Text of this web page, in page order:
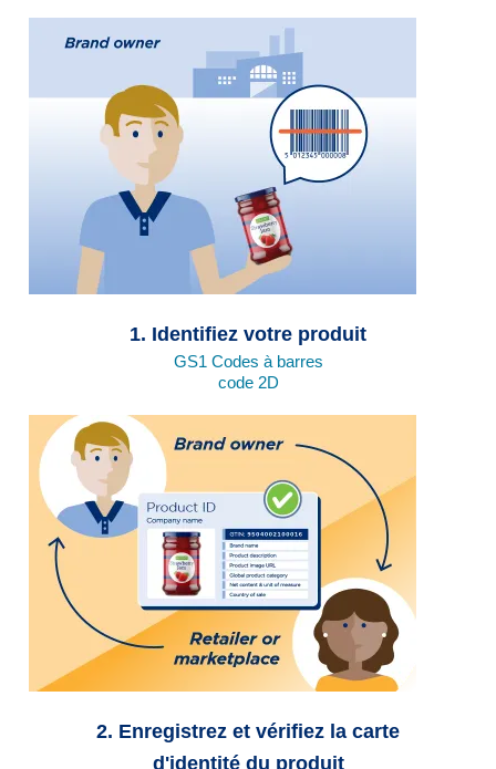
1. Identifiez votre produit
GS1 Codes à barres
code 2D
2. Enregistrez et vérifiez la carte
d'identité du produit